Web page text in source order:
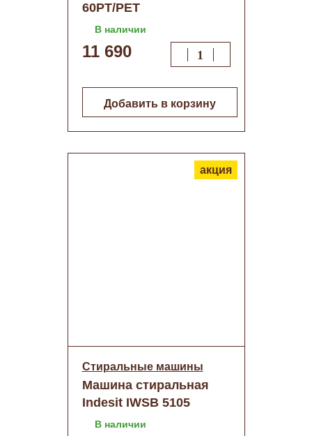
60PT/PET
В наличии
11 690
Добавить в корзину
акция
Стиральные машины
Машина стиральная
Indesit IWSB 5105
В наличии